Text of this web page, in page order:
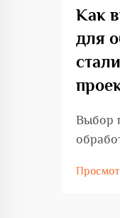
Как
для
Выбор